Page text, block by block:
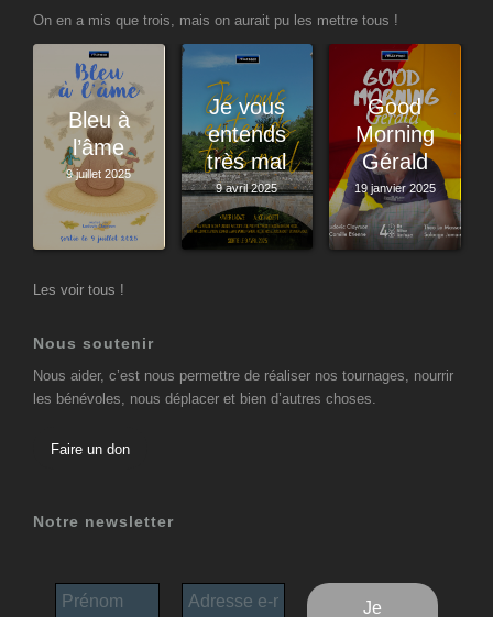
On en a mis que trois, mais on aurait pu les mettre tous !
Bleu à
l’âme
9 juillet 2025
Je vous
entends
très mal
9 avril 2025
Good
Morning
Gérald
19 janvier 2025
Les voir tous !
Nous soutenir
Nous aider, c’est nous permettre de réaliser nos tournages, nourrir
les bénévoles, nous déplacer et bien d’autres choses.
Faire un don
Notre newsletter